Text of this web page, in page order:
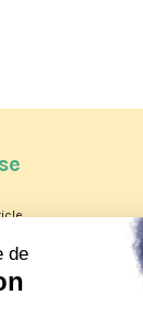
reportages d'été